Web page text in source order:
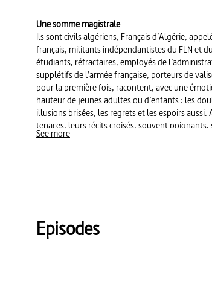
Une somme magistrale
Ils sont civils algériens, Français d’Algérie,
français, militants indépendantistes du FLN et
étudiants, réfractaires, employés de
supplétifs de l’armée française, porteurs de
pour la première fois, racontent, avec une
hauteur de jeunes adultes ou d’enfants : les
illusions brisées, les regrets et les espoirs
tenaces, leurs récits croisés, souvent
archives dont plusieurs inédites, dénouent les
See more
Episodes